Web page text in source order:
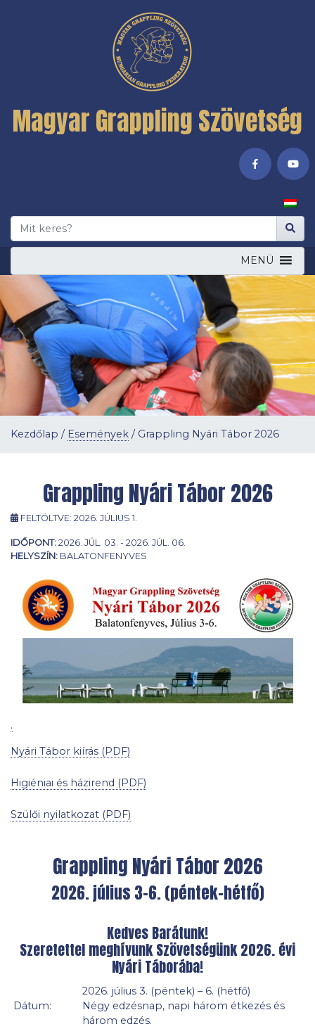
Magyar Grappling Szövetség
MENÜ
Kezdőlap / Események / Grappling Nyári Tábor 2026
Grappling Nyári Tábor 2026
FELTÖLTVE:2026. JÚLIUS 1.
IDŐPONT: 2026. JÚL. 03. - 2026. JÚL. 06.
HELYSZÍN: BALATONFENYVES
.
Nyári Tábor kiírás (PDF)
Higiéniai és házirend (PDF)
Szülői nyilatkozat (PDF)
Grappling Nyári Tábor 2026
2026. július 3-6. (péntek-hétfő)
Kedves Barátunk!
Szeretettel meghívunk Szövetségünk 2026. évi
Nyári Táborába!
Dátum:
2026. július 3. (péntek) – 6. (hétfő)
Négy edzésnap, napi három étkezés és
három edzés.